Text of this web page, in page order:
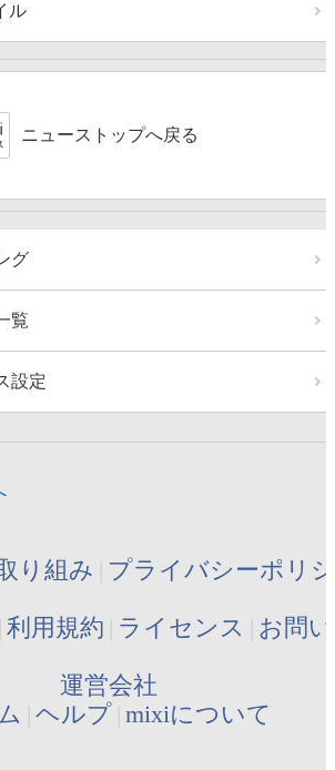
ル
ニューストップへ戻る
グ
覧
設定
り組み プライバシーポリ
利用規約 ライセンス お問
運営会社
ヘルプ mixiについて